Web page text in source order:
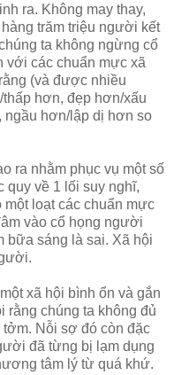
ra. Không may thay,
trăm triệu người kết
ta không ngừng cổ
với các chuẩn mực xã
(và được nhiều
hơn, đẹp hơn/xấu
ngầu hơn/lập dị hơn so
ra nhằm phục vụ một số
quy về 1 lối suy nghĩ,
loạt các chuẩn mực
vào cổ họng người
bữa sáng là sai. Xã hội
xã hội bình ổn và gắn
rằng chúng ta không đủ
Nỗi sợ đó còn đặc
đã từng bị lạm dụng
tâm lý từ quá khứ.